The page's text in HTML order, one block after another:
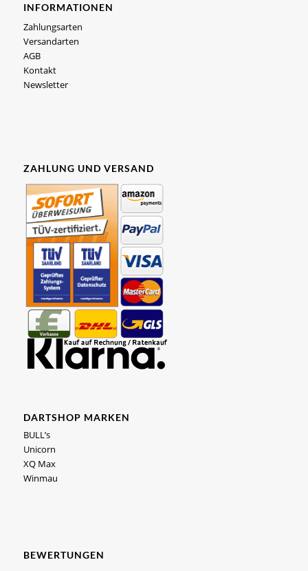
INFORMATIONEN
Zahlungsarten
Versandarten
AGB
Kontakt
Newsletter
ZAHLUNG UND VERSAND
DARTSHOP MARKEN
BULL’s
Unicorn
XQ Max
Winmau
BEWERTUNGEN